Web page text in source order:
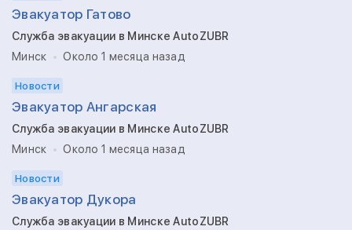
Эвакуатор Гатово
Служба эвакуации в Минске AutoZUBR
Минск
Около 1 месяца назад
Новости
Эвакуатор Ангарская
Служба эвакуации в Минске AutoZUBR
Минск
Около 1 месяца назад
Новости
Эвакуатор Дукора
Служба эвакуации в Минске AutoZUBR